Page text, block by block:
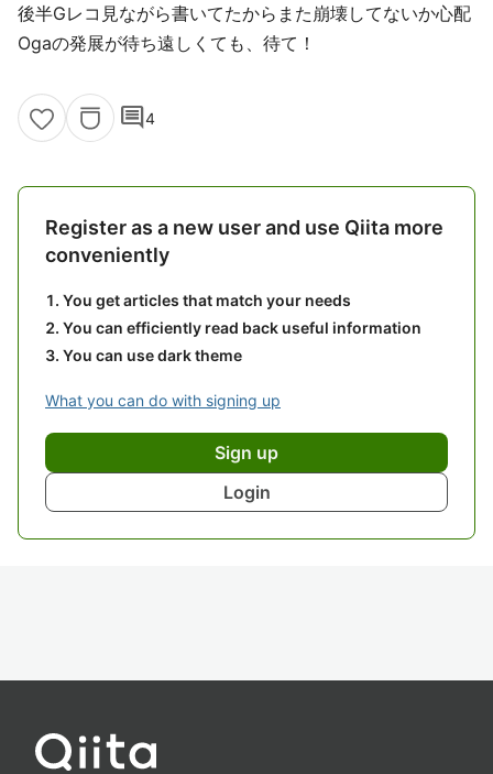
後半Gレコ見ながら書いてたからまた崩壊してないか心配
Ogaの発展が待ち遠しくても、待て！
comment4
Register as a new user and use Qiita more
conveniently
You get articles that match your needs
You can efficiently read back useful information
You can use dark theme
What you can do with signing up
Sign up
Login